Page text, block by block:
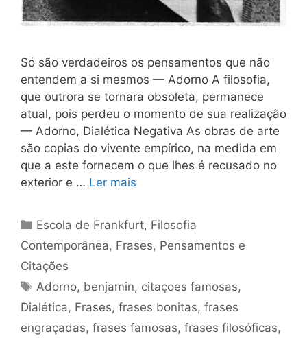
Só são verdadeiros os pensamentos que não
entendem a si mesmos — Adorno A filosofia,
que outrora se tornara obsoleta, permanece
atual, pois perdeu o momento de sua realização
— Adorno, Dialética Negativa As obras de arte
são copias do vivente empírico, na medida em
que a este fornecem o que lhes é recusado no
exterior e … Ler mais
Categorias
Escola de Frankfurt, Filosofia
Contemporânea, Frases, Pensamentos e
Citações
Tags
Adorno, benjamin, citaçoes famosas,
Dialética, Frases, frases bonitas, frases
engraçadas, frases famosas, frases filosóficas,